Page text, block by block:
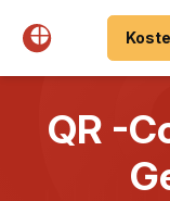
QR -